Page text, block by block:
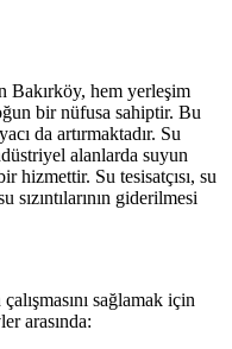
Bakırköy, hem yerleşim
bir nüfusa sahiptir. Bu
da artırmaktadır. Su
alanlarda suyun
hizmettir. Su tesisatçısı, su
sızıntılarının giderilmesi
sağlamak için
arasında: